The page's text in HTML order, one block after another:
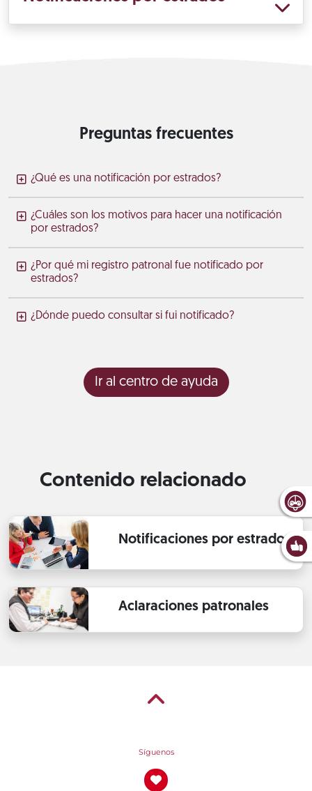
Preguntas frecuentes
¿Qué es una notificación por estrados?
¿Cuáles son los motivos para hacer una notificación
por estrados?
¿Por qué mi registro patronal fue notificado por
estrados?
¿Dónde puedo consultar si fui notificado?
Ir al centro de ayuda
Contenido relacionado
Notificaciones por estrados
Aclaraciones patronales
Síguenos